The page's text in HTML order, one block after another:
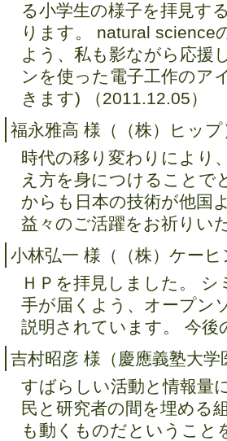
る小学生の様子を拝見す
ります。 natural science
よう、私も影ながら応援
ンを使った電子工作のア
きます) （2011.12.05）
福永雅高 様（（株）ヒップ
時代の移り変わりにより
え方を身につけることで
からも日本の技術が他国
益々のご活躍をお祈りい
小林弘一 様（（株）ケーヒ
ＨＰを拝見しました。
手が届くよう、オープン
説明されています。 今後
吉村昭彦 様（慶應義塾大学
すばらしい活動と情報量
民と研究者の間を埋める
も動くものだということ